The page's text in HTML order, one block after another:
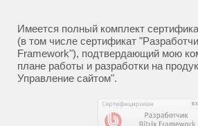
Имеется полный комплект
(в том числе сертификат
Framework"), подтвердающий мою
плане работы и разработки на
Управление сайтом".